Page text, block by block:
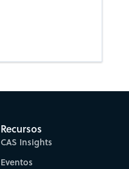
Recursos
CAS Insights
Eventos